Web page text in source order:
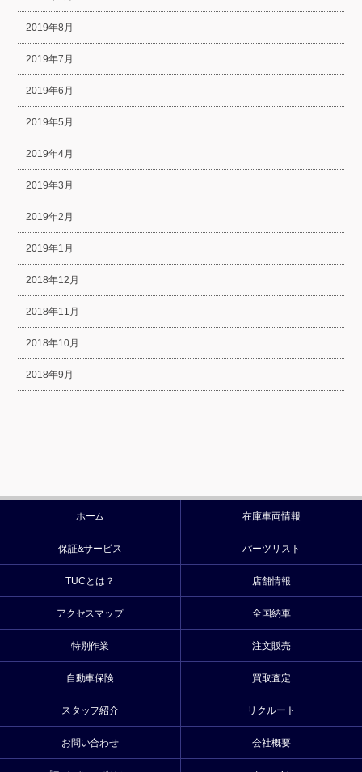
2019年8月
2019年7月
2019年6月
2019年5月
2019年4月
2019年3月
2019年2月
2019年1月
2018年12月
2018年11月
2018年10月
2018年9月
ホーム 在庫車両情報
保証&サービス パーツリスト
TUCとは？ 店舗情報
アクセスマップ 全国納車
特別作業 注文販売
自動車保険 買取査定
スタッフ紹介 リクルート
お問い合わせ 会社概要